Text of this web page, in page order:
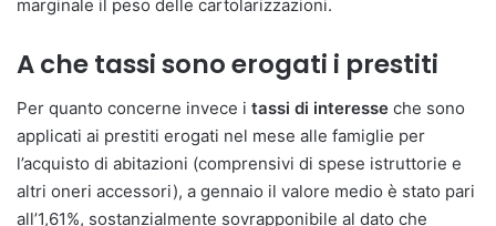
marginale il peso delle cartolarizzazioni.
A che tassi sono erogati i prestiti
Per quanto concerne invece i tassi di interesse che sono
applicati ai prestiti erogati nel mese alle famiglie per
l’acquisto di abitazioni (comprensivi di spese istruttorie e
altri oneri accessori), a gennaio il valore medio è stato pari
all’1,61%, sostanzialmente sovrapponibile al dato che